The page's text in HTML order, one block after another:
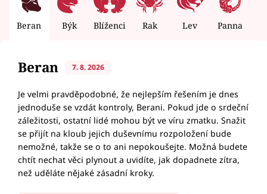
Beran Býk Blíženci Rak Lev Panna
Beran 7. 8. 2026
Je velmi pravděpodobné, že nejlepším řešením je dnes
jednoduše se vzdát kontroly, Berani. Pokud jde o srdeční
záležitosti, ostatní lidé mohou být ve víru zmatku. Snažit
se přijít na kloub jejich duševnímu rozpoložení bude
nemožné, takže se o to ani nepokoušejte. Možná budete
chtít nechat věci plynout a uvidíte, jak dopadnete zítra,
než uděláte nějaké zásadní kroky.